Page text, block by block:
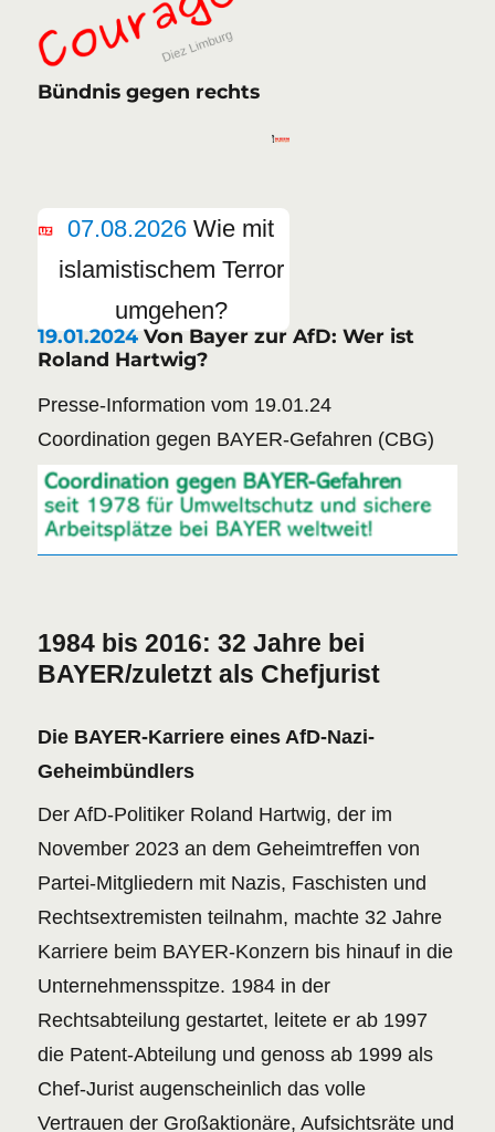
Bündnis gegen rechts
07.08.2026 Wie mit
islamistischem Terror
umgehen?
19.01.2024 Von Bayer zur AfD: Wer ist
Roland Hartwig?
Presse-Information vom 19.01.24
Coordination gegen BAYER-Gefahren (CBG)
1984 bis 2016: 32 Jahre bei
BAYER/zuletzt als Chefjurist
Die BAYER-Karriere eines AfD-Nazi-
Geheimbündlers
Der AfD-Politiker Roland Hartwig, der im
November 2023 an dem Geheimtreffen von
Partei-Mitgliedern mit Nazis, Faschisten und
Rechtsextremisten teilnahm, machte 32 Jahre
Karriere beim BAYER-Konzern bis hinauf in die
Unternehmensspitze. 1984 in der
Rechtsabteilung gestartet, leitete er ab 1997
die Patent-Abteilung und genoss ab 1999 als
Chef-Jurist augenscheinlich das volle
Vertrauen der Großaktionäre, Aufsichtsräte und